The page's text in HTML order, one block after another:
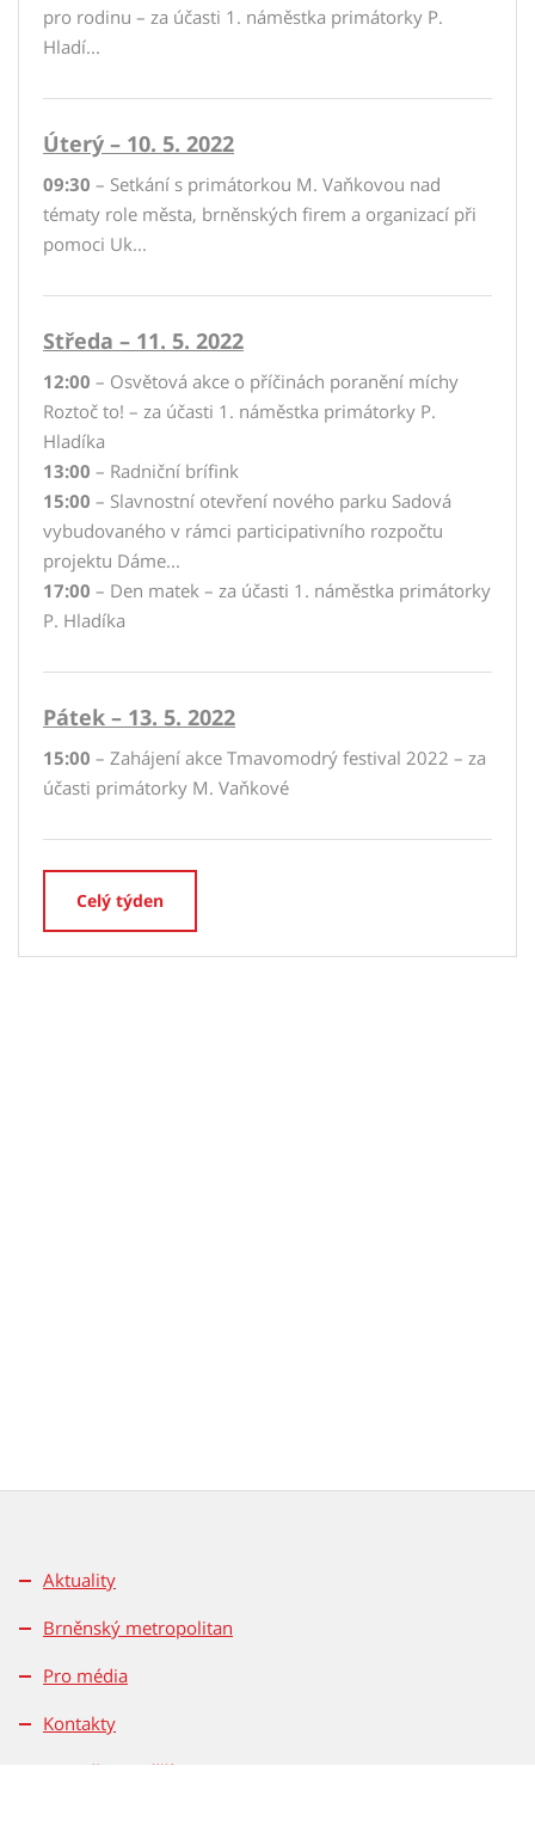
pro rodinu – za účasti 1. náměstka primátorky P.
Hladí...
Úterý – 10. 5. 2022
09:30 – Setkání s primátorkou M. Vaňkovou nad
tématy role města, brněnských firem a organizací při
pomoci Uk...
Středa – 11. 5. 2022
12:00 – Osvětová akce o příčinách poranění míchy
Roztoč to! – za účasti 1. náměstka primátorky P.
Hladíka
13:00 – Radniční brífink
15:00 – Slavnostní otevření nového parku Sadová
vybudovaného v rámci participativního rozpočtu
projektu Dáme...
17:00 – Den matek – za účasti 1. náměstka primátorky
P. Hladíka
Pátek – 13. 5. 2022
15:00 – Zahájení akce Tmavomodrý festival 2022 – za
účasti primátorky M. Vaňkové
Celý týden
Aktuality
Brněnský metropolitan
Pro média
Kontakty
Pravidla soutěží